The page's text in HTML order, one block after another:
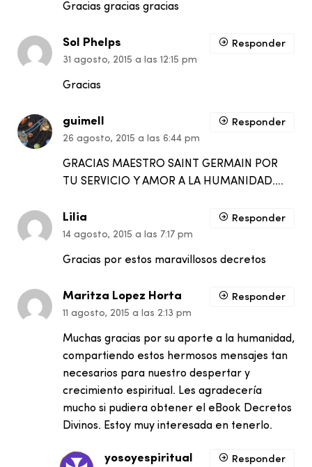
Gracias gracias gracias
Sol Phelps
31 agosto, 2015 a las 12:15 pm
Gracias
Responder
guimell
26 agosto, 2015 a las 6:44 pm
GRACIAS MAESTRO SAINT GERMAIN POR
TU SERVICIO Y AMOR A LA HUMANIDAD….
Responder
Lilia
14 agosto, 2015 a las 7:17 pm
Gracias por estos maravillosos decretos
Responder
Maritza Lopez Horta
11 agosto, 2015 a las 2:13 pm
Muchas gracias por su aporte a la humanidad,
compartiendo estos hermosos mensajes tan
necesarios para nuestro despertar y
crecimiento espiritual. Les agradecería
mucho si pudiera obtener el eBook Decretos
Divinos. Estoy muy interesada en tenerlo.
Responder
yosoyespiritual Responder